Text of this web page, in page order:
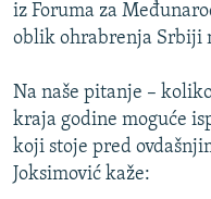
iz Foruma za
oblik ohrabrenja Srbiji
Na naše pitanje –
kraja godine moguće
koji stoje pred
Joksimović kaže: